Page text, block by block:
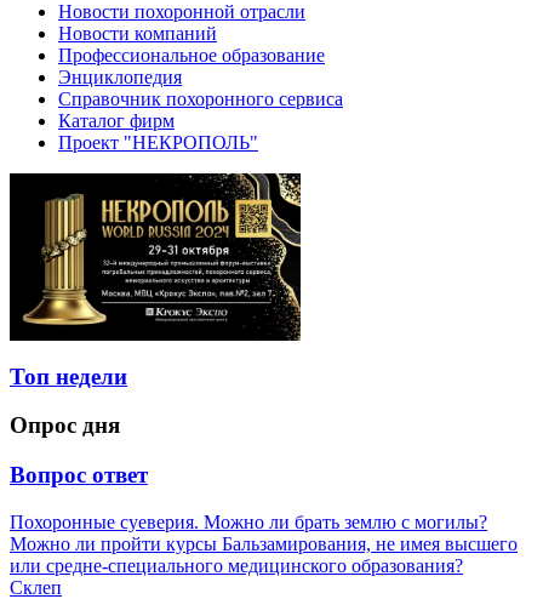
Новости похоронной отрасли
Новости компаний
Профессиональное образование
Энциклопедия
Справочник похоронного сервиса
Каталог фирм
Проект "НЕКРОПОЛЬ"
Топ недели
Опрос дня
Вопрос ответ
Похоронные суеверия. Можно ли брать землю с могилы?
Можно ли пройти курсы Бальзамирования, не имея высшего
или средне-специального медицинского образования?
Склеп